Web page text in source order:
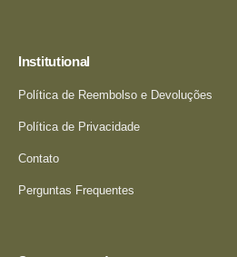
Institutional
Política de Reembolso e Devoluções
Política de Privacidade
Contato
Perguntas Frequentes